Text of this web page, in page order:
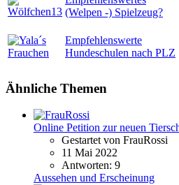
(Welpen -) Spielzeug?
Empfehlenswerte
Hundeschulen nach PLZ
Ähnliche Themen
Online Petition zur neuen
Gestartet von FrauRossi
11 Mai 2022
Antworten: 9
Aussehen und Erscheinung